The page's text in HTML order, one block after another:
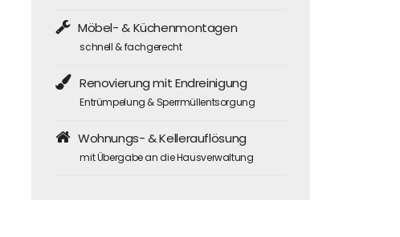
Möbel- & Küchenmontagen
schnell & fachgerecht
Renovierung mit Endreinigung
Entrümpelung & Sperrmüllentsorgung
Wohnungs- & Kellerauflösung
mit Übergabe an die Hausverwaltung